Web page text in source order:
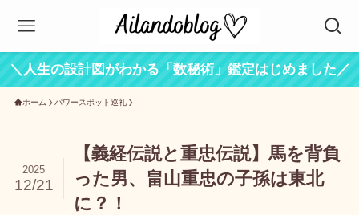
＼人生の設計図がわかる「数秘術」鑑定はじめました／
ホーム パワースポット巡礼
【義経伝説と重忠伝説】馬を背負
った男、畠山重忠の子孫は東北
に？！
2025
12/21